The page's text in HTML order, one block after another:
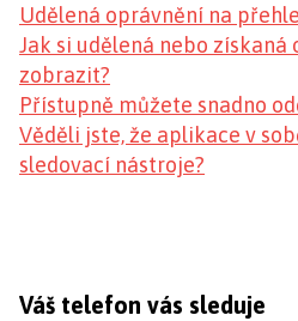
Udělená oprávnění na
Jak si udělená nebo
zobrazit?
Přístupně můžete snadno
Věděli jste, že aplikace v
sledovací nástroje?
Váš telefon vás sleduje